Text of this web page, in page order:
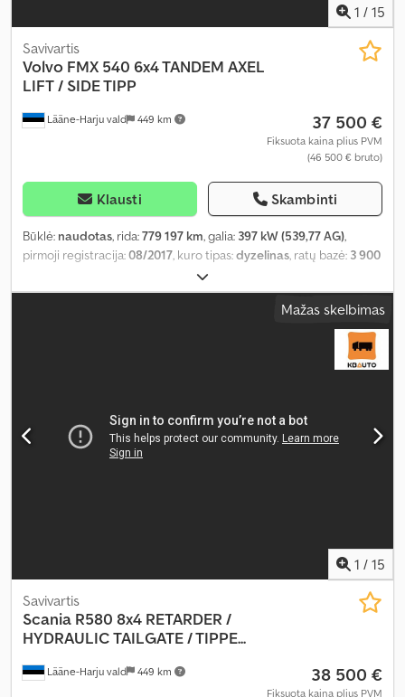
1 / 15
Lääne-Harju vald 449 km
Savivartis
Volvo FMX 540 6x4 TANDEM AXEL
LIFT / SIDE TIPP
37 500 €
Fiksuota kaina plius PVM
(46 500 € bruto)
Klausti Skambinti
Būklė: naudotas, rida:779 197 km, galia: 397 kW (539,77 AG),
pirmoji registracija:08/2017, kuro tipas:dyzelinas, ratų bazė: 3 900
, kuro bako talpa:
automatinis, emisijos klasė:Euro 6, pakaba:oras, bendras ilgis:
, bendras aukštis:2 930 mm,
2 390 mm,
, Įranga:ABS,
EBS (Elektroninė stabdžių sistema), autonominis šildytuvas,
kontrolė, oro kondicionavimas, oro pagalvė, priekabos jungtis,
sėdynės šildytuvas, trauki kontrolė
Mažas skelbimas
1 / 15
Lääne-Harju vald 449 km
Savivartis
Scania R580 8x4 RETARDER /
HYDRAULIC TAILGATE / TIPPE...
38 500 €
Fiksuota kaina plius PVM